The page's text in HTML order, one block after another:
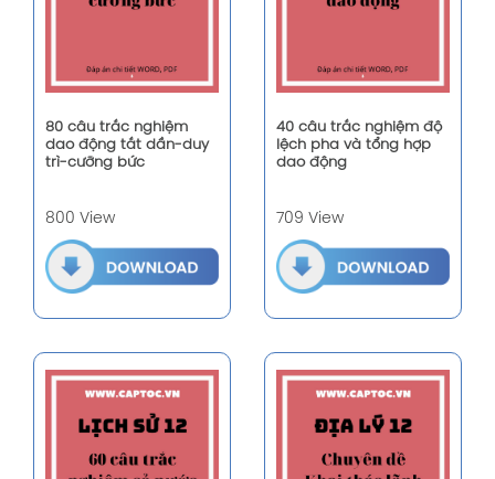
80 câu trắc nghiệm
dao động tắt dần-duy
trì-cưỡng bức
800 View
40 câu trắc nghiệm độ
lệch pha và tổng hợp
dao động
709 View